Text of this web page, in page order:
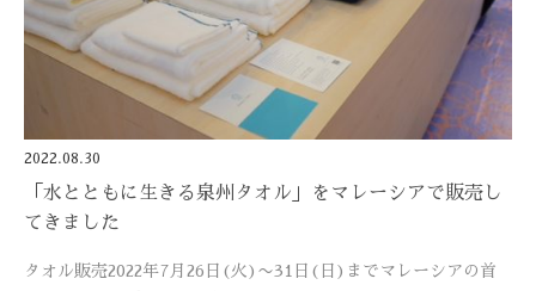
2022.08.30
「水とともに生きる泉州タオル」をマレーシアで販売し
てきました
タオル販売2022年7月26日(火)〜31日(日)までマレーシアの首